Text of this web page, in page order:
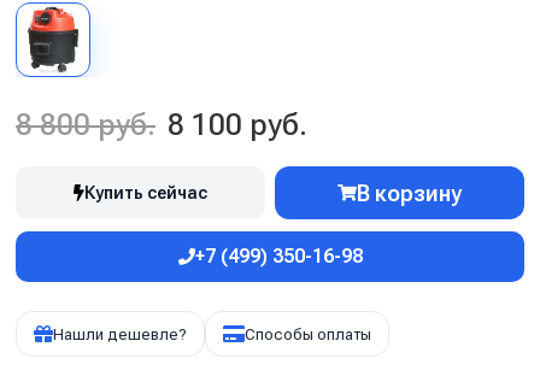
8 800 руб. 8 100 руб.
Купить сейчас В корзину
+7 (499) 350-16-98
Нашли дешевле? Способы оплаты